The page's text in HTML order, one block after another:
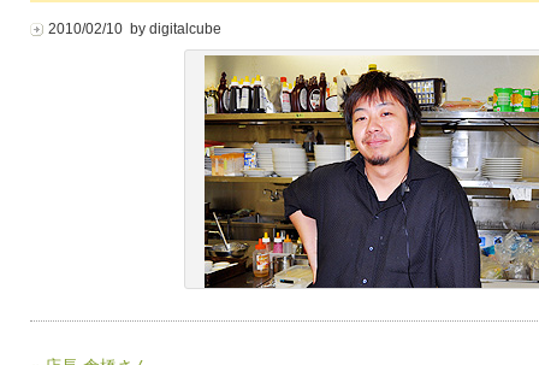
2010/02/10 by digitalcube